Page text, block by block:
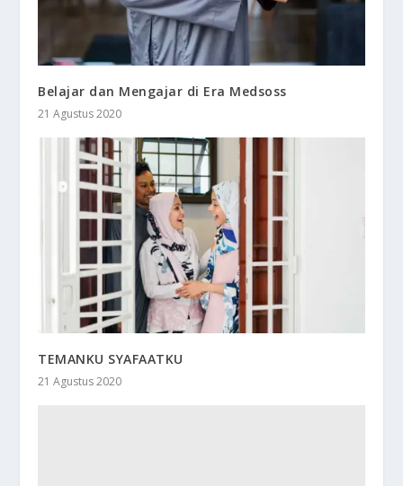
Belajar dan Mengajar di Era Medsoss
21 Agustus 2020
TEMANKU SYAFAATKU
21 Agustus 2020